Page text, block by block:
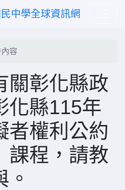
中學全球資訊網
容
關彰化縣政
化縣115年
者權利公約
課程，請教